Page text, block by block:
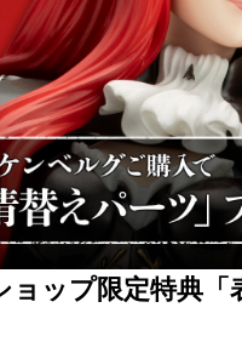
ョップ限定特典「